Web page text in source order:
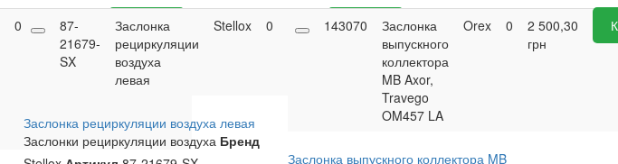
0
20 782,30
Купить
87-
21679-
SX
Заслонка
рециркуляции
воздуха
левая
Stellox 0
0,00
Купить
Заслонка рециркуляции воздуха левая
Заслонки рециркуляции воздуха Бренд
143070
Заслонка
выпускного
коллектора
MB Axor,
Travego
OM457 LA
Orex 0
2 500,30
грн
Заслонка выпускного коллектора MB